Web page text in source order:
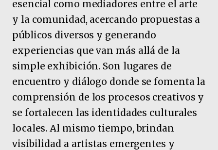
esencial como mediadores entre el arte
y la comunidad, acercando propuestas a
públicos diversos y generando
experiencias que van más allá de la
simple exhibición. Son lugares de
encuentro y diálogo donde se fomenta la
comprensión de los procesos creativos y
se fortalecen las identidades culturales
locales. Al mismo tiempo, brindan
visibilidad a artistas emergentes y